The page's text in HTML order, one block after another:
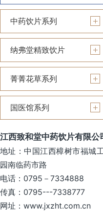
中药饮片系列
纳弗堂精致饮片
菁菁花草系列
国医馆系列
江西致和堂中药饮片有限公
地址：中国江西樟树市福城
园南临药市路
电话：0795－7334888
传真：0795---7338777
网址：www.jxzht.com.cn